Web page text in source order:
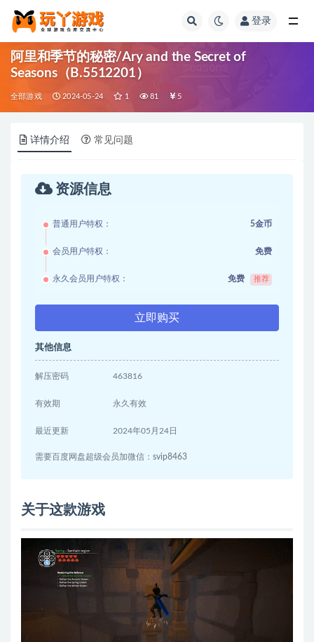
登录
阿里和季节的秘密/Ary and the Secret of
Seasons（B.5512201）
全部游戏 2024-05-24 1 81 5
详情介绍 常见问题
资源信息
普通用户特权： 5金币
会员用户特权： 免费
永久会员用户特权： 免费 推荐
立即购买
其他信息
解压密码 463816
有效期 永久有效
最近更新 2024年05月24日
需要百度网盘超级会员加微信：svip8463
关于这款游戏